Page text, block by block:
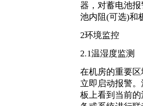
器，对蓄电池
池内阻(可选)和
2环境监控
2.1温湿度监测
在机房的重要
立即启动报警
板上看到当前